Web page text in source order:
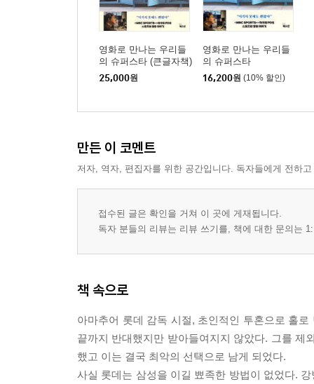
장면 28. 영웅들의 첫 가을 102
장면 29. LG의 꿈을 꺾은 두 번의 홈 송구 105
장면 30. 벼랑 끝에서 지켜낸 왕조 108
장면 31. 4연패를 완성한 끝내기 안타 112
장면 34. 막내들의 반란 124
장면 35. 122구, ‘대투수’의 투혼 127
장면 36. 기적이라는 이름의 명승부 132
장면 38. 절망 속에서 피어난 첫 번째 승리 139
장면 39. 마침내 집행검을 뽑다! 141
장면 42. 와이어 투 와이어, 세상에 없던 신세계 152
장면 44. KBO 최초의 와일드카드 업셋 160
장면 45. 시리즈의 운명을 바꾼 빗줄기 162
장면 46. 19년을 기다린 광(光)속구 165
장면 47. 단 하나의 실투, 엇갈린 운명 168
영화로 만나는 우리들
의 슈퍼스타 (큰글자책)
25,000원
영화로 만나는 우리들
의 슈퍼스타
16,200원 (10% 할인)
만든 이 코멘트
저자, 역자, 편집자를 위한 공간입니다. 독자들에게 전하
접수된 글은 확인을 거쳐 이 곳에 게재됩니다.
독자 분들의 리뷰는 리뷰 쓰기를, 책에 대한 문의는
책 속으로
아마추어 롯데 감독 시절, 초인적인 투혼으로 홀
끝까지 반대했지만 받아들여지지 않았다. 그를 제
했고 이는 결국 최악의 선택으로 남게 되었다.
사실 롯데는 삼성을 이길 뾰족한 방법이 없었다.